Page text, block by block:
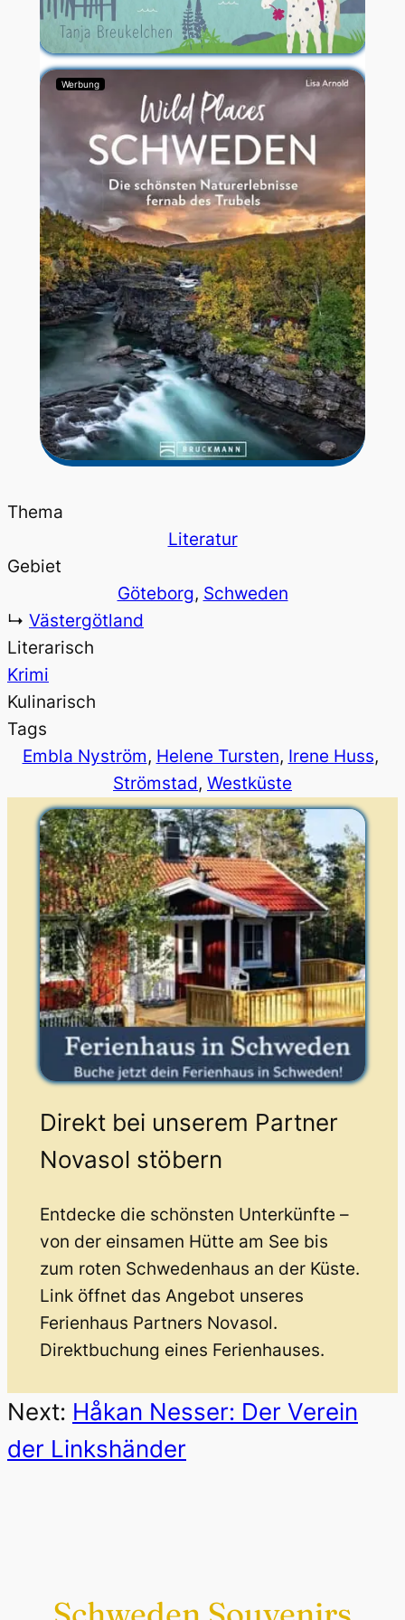
Werbung
Thema
Literatur
Gebiet
Göteborg, Schweden
↳ Västergötland
Literarisch
Krimi
Kulinarisch
Tags
Embla Nyström, Helene Tursten, Irene Huss
Strömstad, Westküste
Direkt bei unserem Partner
Novasol stöbern
Entdecke die schönsten Unterkünfte –
von der einsamen Hütte am See bis
zum roten Schwedenhaus an der Küste.
Link öffnet das Angebot unseres
Ferienhaus Partners Novasol.
Direktbuchung eines Ferienhauses.
Next: Håkan Nesser: Der Verein
der Linkshänder